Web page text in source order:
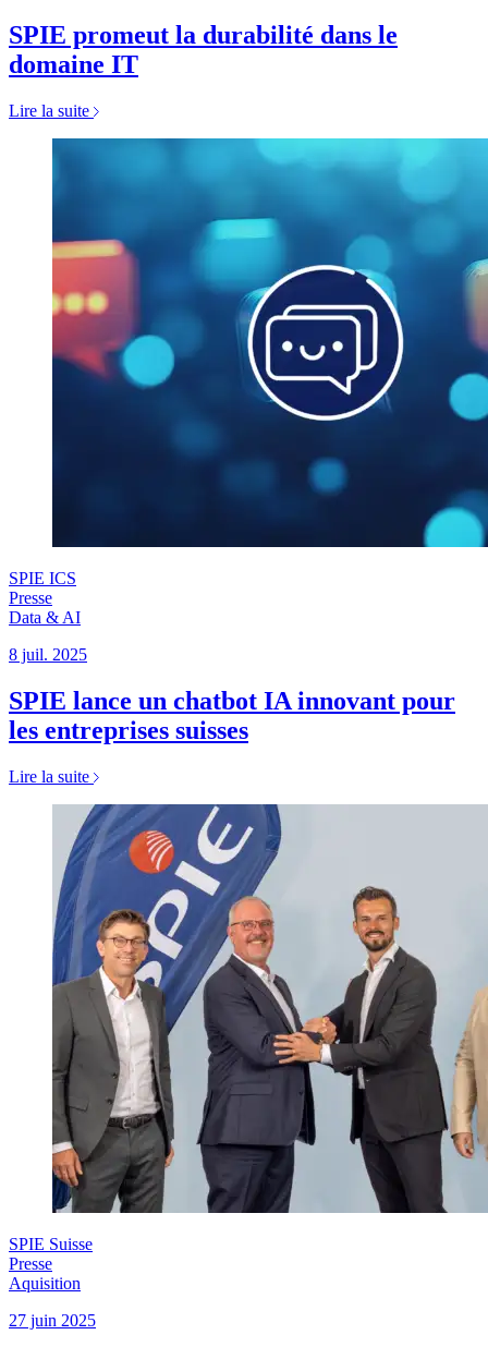
SPIE promeut la durabilité dans le
domaine IT
Lire la suite
SPIE ICS
Presse
Data & AI
8 juil. 2025
SPIE lance un chatbot IA innovant pour
les entreprises suisses
Lire la suite
SPIE Suisse
Presse
Aquisition
27 juin 2025